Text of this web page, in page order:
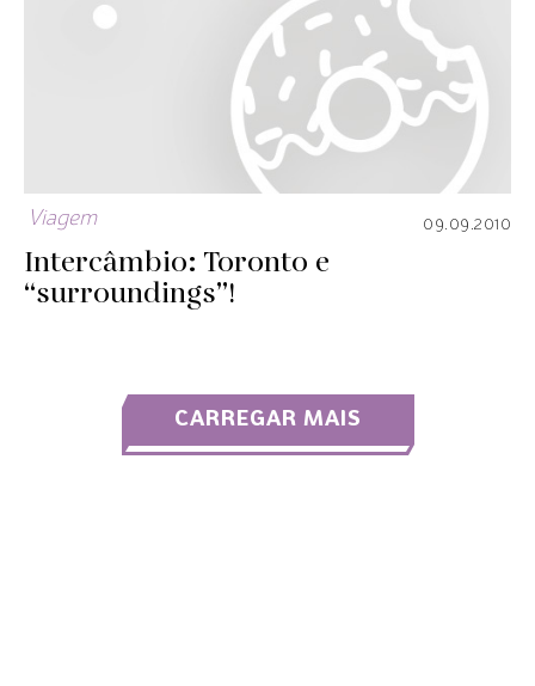
Viagem 09.09.2010
Intercâmbio: Toronto e
“surroundings”!
CARREGAR MAIS